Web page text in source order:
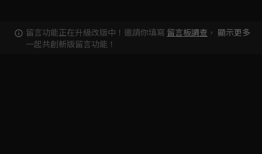
留言功能正在升級改版中！邀請你填寫 留言板調查 ，
一起共創新版留言功能！
顯示更多